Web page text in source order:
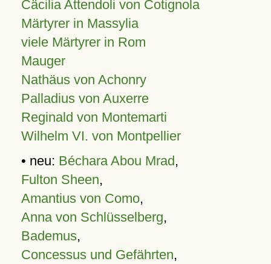
Cäcilia Attendoli von Cotignola
Märtyrer in Massylia
viele Märtyrer in Rom
Mauger
Nathäus von Achonry
Palladius von Auxerre
Reginald von Montemarti
Wilhelm VI. von Montpellier
• neu: Béchara Abou Mrad,
Fulton Sheen,
Amantius von Como,
Anna von Schlüsselberg,
Bademus,
Concessus und Gefährten,